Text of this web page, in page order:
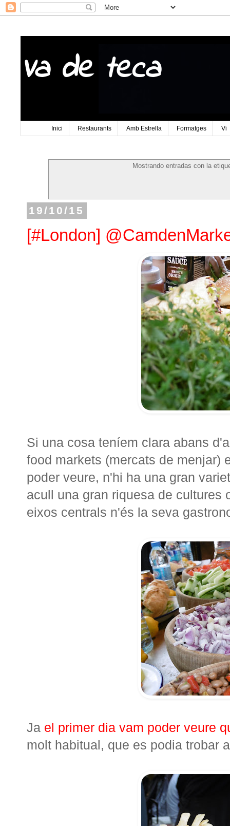
Va de teca
Inici Restaurants Amb Estrella Formatges Vi
Mostrando entradas con la
19/10/15
[#London]
Si una cosa teníem clara abans
food markets (mercats de menjar)
poder veure, n'hi ha una gran
acull una gran riquesa de cultures
eixos centrals n'és la seva
Ja el primer dia vam poder veure
molt habitual, que es podia trobar